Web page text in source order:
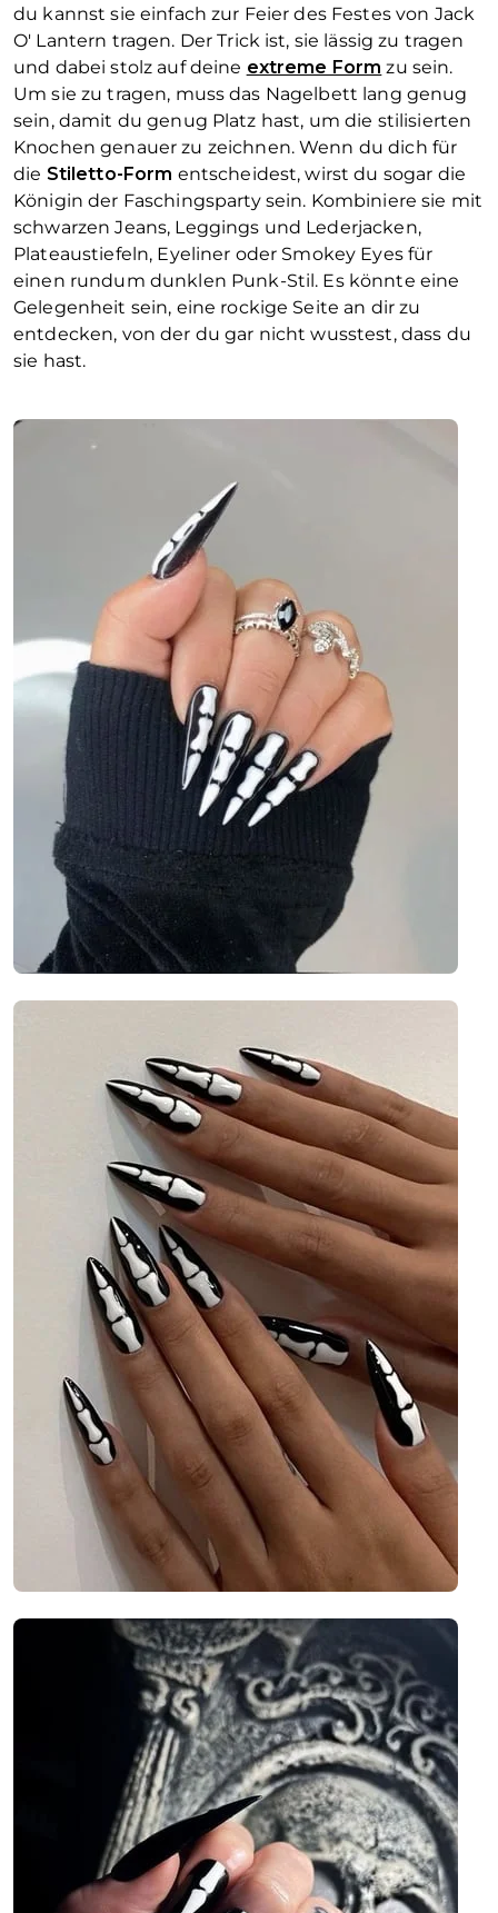
du kannst sie einfach zur Feier des Festes von Jack
O' Lantern tragen. Der Trick ist, sie lässig zu tragen
und dabei stolz auf deine extreme Form zu sein.
Um sie zu tragen, muss das Nagelbett lang genug
sein, damit du genug Platz hast, um die stilisierten
Knochen genauer zu zeichnen. Wenn du dich für
die Stiletto-Form entscheidest, wirst du sogar die
Königin der Faschingsparty sein. Kombiniere sie mit
schwarzen Jeans, Leggings und Lederjacken,
Plateaustiefeln, Eyeliner oder Smokey Eyes für
einen rundum dunklen Punk-Stil. Es könnte eine
Gelegenheit sein, eine rockige Seite an dir zu
entdecken, von der du gar nicht wusstest, dass du
sie hast.